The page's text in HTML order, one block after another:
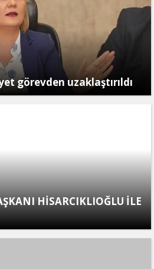
görevden uzaklaştırıldı
HİSARCIKLIOĞLU İLE